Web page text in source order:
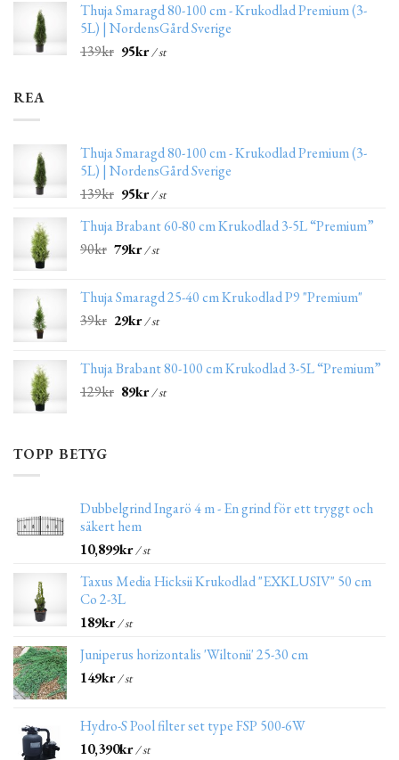
Thuja Smaragd 80-100 cm - Krukodlad Premium (3-
5L) | NordensGård Sverige
139kr 95kr/ st
REA
Thuja Smaragd 80-100 cm - Krukodlad Premium (3-
5L) | NordensGård Sverige
139kr 95kr/ st
Thuja Brabant 60-80 cm Krukodlad 3-5L “Premium”
90kr 79kr/ st
Thuja Smaragd 25-40 cm Krukodlad P9 "Premium"
39kr 29kr/ st
Thuja Brabant 80-100 cm Krukodlad 3-5L “Premium”
129kr 89kr/ st
TOPP BETYG
Dubbelgrind Ingarö 4 m - En grind för ett tryggt och
säkert hem
10,899kr/ st
Taxus Media Hicksii Krukodlad "EXKLUSIV" 50 cm
Co 2-3L
189kr/ st
Juniperus horizontalis 'Wiltonii' 25-30 cm
149kr/ st
Hydro-S Pool filter set type FSP 500-6W
10,390kr/ st